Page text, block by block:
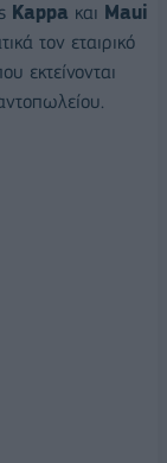
Kappa και Maui
τον εταιρικό
εκτείνονται